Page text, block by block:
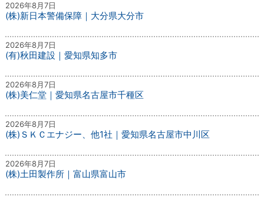
2026年8月7日
(株)新日本警備保障｜大分県大分市
2026年8月7日
(有)秋田建設｜愛知県知多市
2026年8月7日
(株)美仁堂｜愛知県名古屋市千種区
2026年8月7日
(株)ＳＫＣエナジー、他1社｜愛知県名古屋市中川区
2026年8月7日
(株)土田製作所｜富山県富山市